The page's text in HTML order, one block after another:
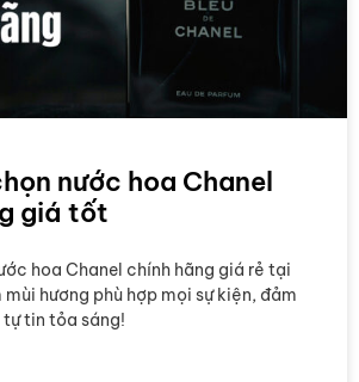
nước hoa Chanel
giá tốt
hoa Chanel chính hãng giá rẻ tại
mùi hương phù hợp mọi sự kiện, đảm
tin tỏa sáng!